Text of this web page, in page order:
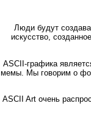
Люди будут
искусство,
ASCII-графика
мемы. Мы говорим о
ASCII Art очень